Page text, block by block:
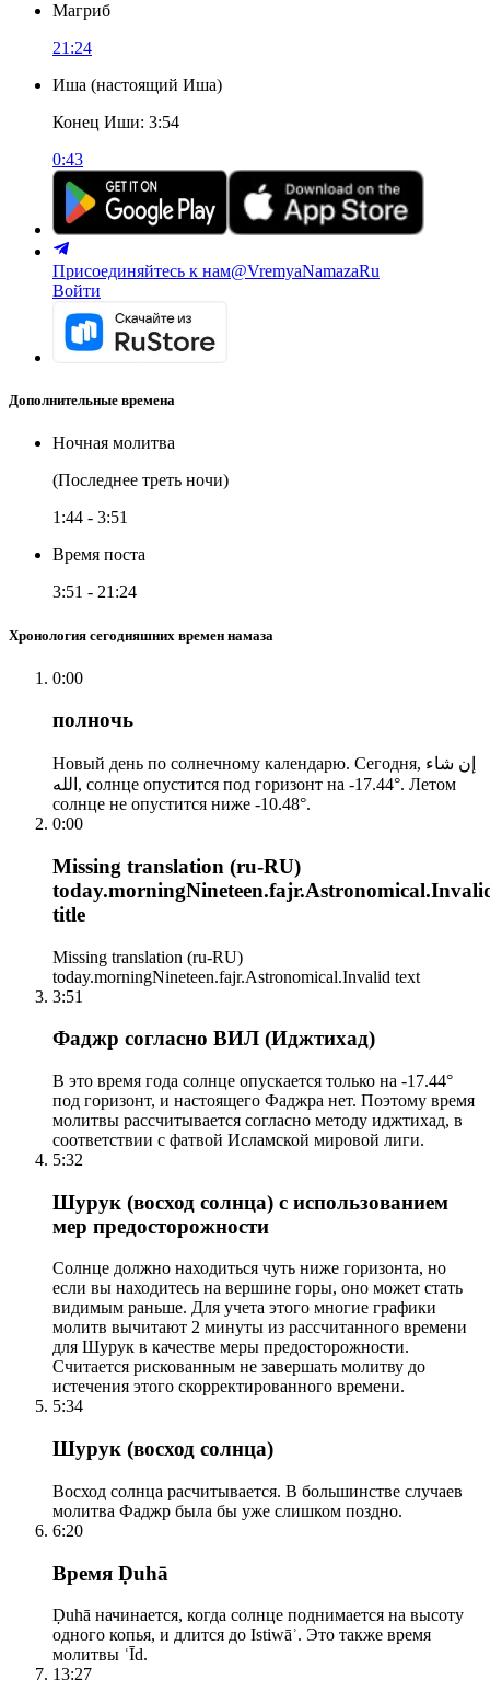
Магриб
21:24
Иша (настоящий Иша)
Конец Иши: 3:54
0:43
Присоединяйтесь к нам@VremyaNamazaRu
Войти
Дополнительные времена
Ночная молитва
(Последнее треть ночи)
1:44 - 3:51
Время поста
3:51 - 21:24
Хронология сегодняшних времен намаза
0:00
полночь
Новый день по солнечному календарю. Сегодня, إن شاء
الله, солнце опустится под горизонт на -17.44°. Летом
солнце не опустится ниже -10.48°.
0:00
Missing translation (ru-RU)
title
Missing translation (ru-RU)
today.morningNineteen.fajr.Astronomical.Invalid text
3:51
Фаджр согласно ВИЛ (Иджтихад)
В это время года солнце опускается только на -17.44°
под горизонт, и настоящего Фаджра нет. Поэтому время
молитвы рассчитывается согласно методу иджтихад, в
соответствии с фатвой Исламской мировой лиги.
5:32
Шурук (восход солнца) с использованием
мер предосторожности
Солнце должно находиться чуть ниже горизонта, но
если вы находитесь на вершине горы, оно может стать
видимым раньше. Для учета этого многие графики
молитв вычитают 2 минуты из рассчитанного времени
для Шурук в качестве меры предосторожности.
Считается рискованным не завершать молитву до
истечения этого скорректированного времени.
5:34
Шурук (восход солнца)
Восход солнца расчитывается. В большинстве случаев
молитва Фаджр была бы уже слишком поздно.
6:20
Время Ḍuhā
Ḍuhā начинается, когда солнце поднимается на высоту
одного копья, и длится до Istiwāʾ. Это также время
молитвы ʿĪd.
13:27